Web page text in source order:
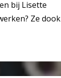
bij Lisette
Ze dook